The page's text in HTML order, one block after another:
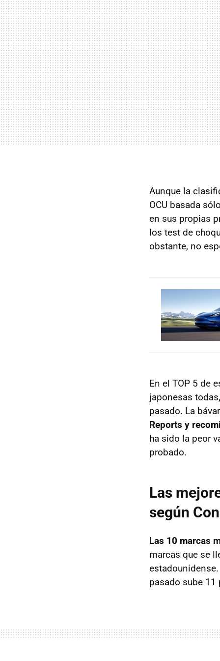
Aunque la
OCU basada
en sus propias
los test de
obstante, no
En el TOP 5 de
japonesas
pasado. La
Reports y
ha sido la peor
probado.
Las
según
Las 10 marcas
marcas que se
pasado sube 11